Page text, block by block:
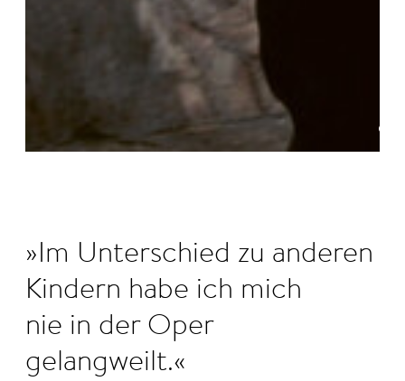
©
Im Unterschied zu anderen
Kindern habe ich mich
nie in der Oper
gelangweilt.